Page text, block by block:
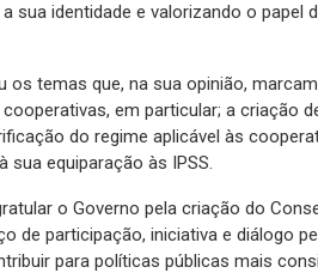
identidade e valorizando o papel
os temas que, na sua opinião,
em particular; a criação
do regime aplicável às
equiparação às IPSS.
o Governo pela criação do
de participação, iniciativa e diálogo
para políticas públicas mais